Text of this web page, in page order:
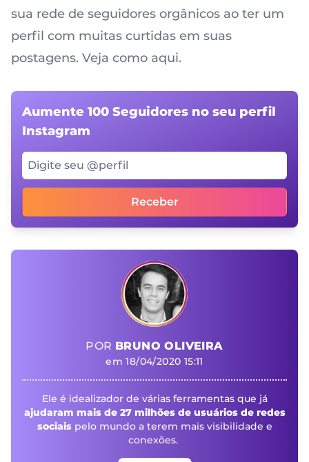
sua rede de seguidores orgânicos ao ter um
perfil com muitas curtidas em suas
postagens. Veja como aqui.
Aumente 100 Seguidores no seu perfil
Instagram
Digite seu @perfil
Receber
POR BRUNO OLIVEIRA
em 18/04/2020 15:11
Ele é idealizador de várias ferramentas que já
ajudaram mais de 27 milhões de usuários de redes
sociaispelo mundo a terem mais visibilidade e
conexões.